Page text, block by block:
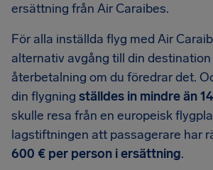
ersättning från Air Caraibes.
För alla inställda flyg med Air
alternativ avgång till din
återbetalning om du föredrar det.
din flygning ställdes in mindre än
skulle resa från en europeisk
lagstiftningen att passagerare har
600 € per person i ersättning.